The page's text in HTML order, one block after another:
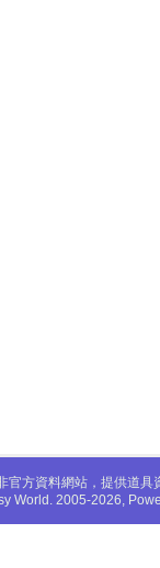
方資料網站，提供道
World. 2005-2026,